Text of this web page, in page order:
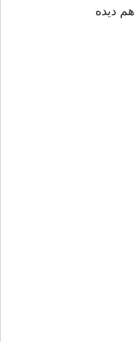
هم دیده